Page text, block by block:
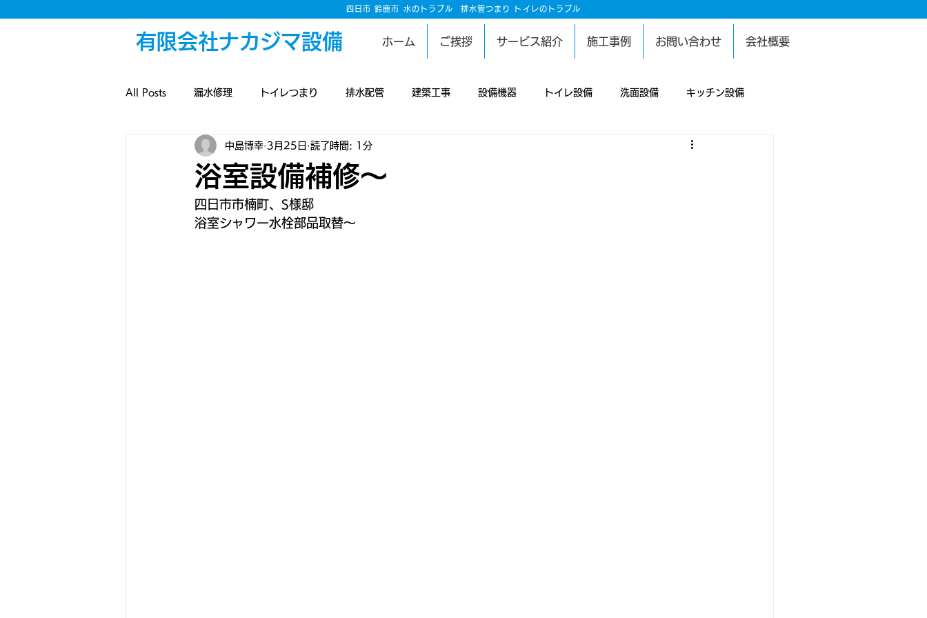
排水管つまり トイレのトラブル
四日市 鈴鹿市 水のトラブル
有限会社ナカジマ設備 ホーム ご挨拶 サービス紹介 施工事例 お問い合わせ 会社概要
All Posts 漏水修理 トイレつまり 排水配管 建築工事 設備機器 トイレ設備 洗面設備 キッチン設備
浴室設備 解体工事 雨漏り修理 困り事
散水設備 戸締り
浴室設備補修～
中島博幸 3月25日 読了時間: 1分
四日市市楠町、S様邸
浴室シャワー水栓部品取替～